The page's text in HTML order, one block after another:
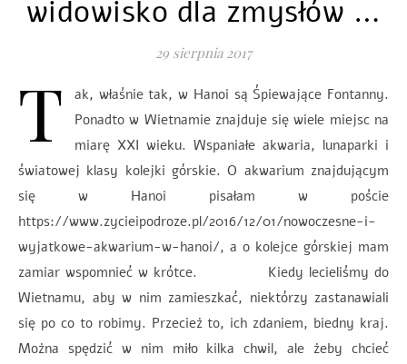
widowisko dla zmysłów …
29 sierpnia 2017
T
ak, właśnie tak, w Hanoi są Śpiewające Fontanny.
Ponadto w Wietnamie znajduje się wiele miejsc na
miarę XXI wieku. Wspaniałe akwaria, lunaparki i
światowej klasy kolejki górskie. O akwarium znajdującym
się w Hanoi pisałam w poście
https://www.zycieipodroze.pl/2016/12/01/nowoczesne-i-
wyjatkowe-akwarium-w-hanoi/, a o kolejce górskiej mam
zamiar wspomnieć w krótce. Kiedy lecieliśmy do
Wietnamu, aby w nim zamieszkać, niektórzy zastanawiali
się po co to robimy. Przecież to, ich zdaniem, biedny kraj.
Można spędzić w nim miło kilka chwil, ale żeby chcieć